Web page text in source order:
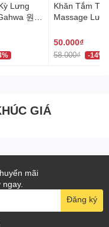
lần, giúp bạn tiết
có thể dùng túi để
lo rò rỉ hay bị đổ. Túi
làm từ chất liệu
cao cấp, an toàn cho
Lưng
원샤
Khăn Tắm
Massage
hoa dài 30x95 cm 버블
샤워타올
50.000₫
58.000₫ -14%
GIÁ
mãi
Đăng ký